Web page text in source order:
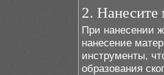
2. Нанесите
При нанесении
нанесение
инструменты,
образования